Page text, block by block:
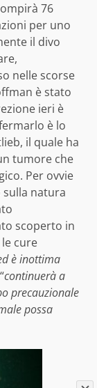
76
per uno
il divo
nelle scorse
è stato
ieri è
è lo
il quale ha
tumore che
Per ovvie
sulla natura
scoperto in
cure
è inottima
continuerà a
precauzionale
possa